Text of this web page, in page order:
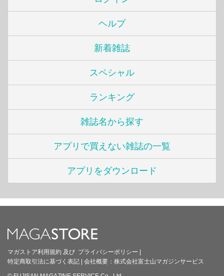
ヘルプ
新着雑誌
スペシャル
ランキング
雑誌名から探す
アプリで買えない雑誌の一覧
アプリをダウンロード
マガストア利用規約 及び プライバシーポリシー
特定商取引法に基づく表記
会社概要： 株式会社富士山マガジンサービス